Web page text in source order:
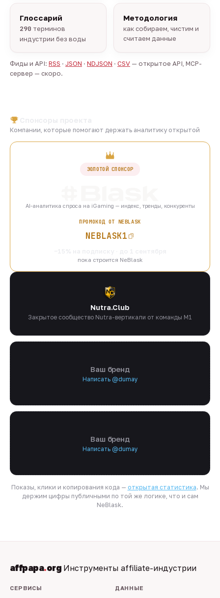
Глоссарий
290 терминов
индустрии без воды
Методология
как собираем, чистим и
считаем данные
Фиды и API: RSS · JSON · NDJSON · CSV — открытое API, MCP-
сервер — скоро.
Компании, которые помогают держать аналитику открытой
ЗОЛОТОЙ СПОНСОР
AI-аналитика спроса на iGaming — индекс, тренды, конкуренты
ПРОМОКОД ОТ NEBLASK
NEBLASK1
пока строится NeBlask
Nutra.Club
Закрытое сообщество Nutra-вертикали от команды M1
Ваш бренд
Написать @dumay
Ваш бренд
Написать @dumay
Показы, клики и копирования кода — открытая статистика. Мы
держим цифры публичными по той же логике, что и сам
NeBlask.
affpapa.org Инструменты affiliate-индустрии
СЕРВИСЫ ДАННЫЕ